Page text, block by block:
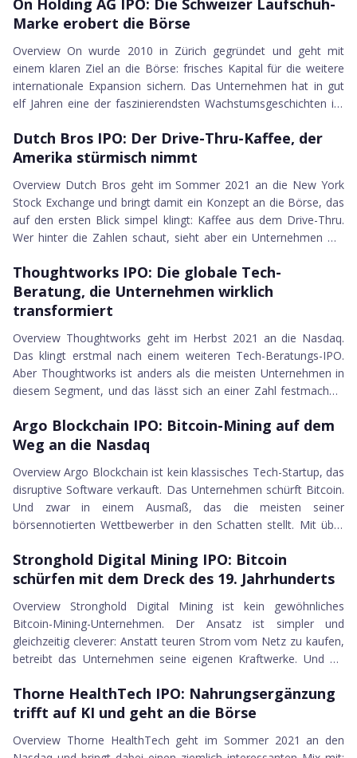
Das Unternehmen wurde 2010 von Neil Blumenthal und Dave
Gilboa in New York gegründet, und die Geschichte dahinter...
On Holding AG IPO: Die Schweizer Laufschuh-
Marke erobert die Börse
Overview On wurde 2010 in Zürich gegründet und geht mit
einem klaren Ziel an die Börse: frisches Kapital für die weitere
internationale Expansion sichern. Das Unternehmen hat in gut
elf Jahren eine der faszinierendsten Wachstumsgeschichten im
Laufschuhläden in der Schweiz zu einer Marke, die in über 60
Ländern verkauft wird. Der Antrieb dahinter ist das...
Dutch Bros IPO
Dutch Bros IPO: Der Drive-Thru-Kaffee, der
Amerika stürmisch nimmt
Overview Dutch Bros geht im Sommer 2021 an die New York
Stock Exchange und bringt damit ein Konzept an die Börse, das
auf den ersten Blick simpel klingt: Kaffee aus dem Drive-Thru.
Wer hinter die Zahlen schaut, sieht aber ein Unternehmen mit
einem Playbook, das sich klar von Starbucks und McDonald's
unterscheidet. Die Geschichte beginnt 1992, als die Brüder...
Thoughtworks IPO
Thoughtworks IPO: Die globale Tech-
Beratung, die Unternehmen wirklich
transformiert
Overview Thoughtworks geht im Herbst 2021 an die Nasdaq.
Das klingt erstmal nach einem weiteren Tech-Beratungs-IPO.
Aber Thoughtworks ist anders als die meisten Unternehmen in
diesem Segment, und das lässt sich an einer Zahl festmachen:
mehr als bei jedem direkten Wettbewerber und zeigt, dass hier
kein billiger Offshore-Anbieter an die Börse geht,...
Argo Blockchain IPO
Argo Blockchain IPO: Bitcoin-Mining auf dem
Weg an die Nasdaq
Overview Argo Blockchain ist kein klassisches Tech-Startup, das
disruptive Software verkauft. Das Unternehmen schürft Bitcoin.
Und zwar in einem Ausmaß, das die meisten seiner
börsennotierten Wettbewerber in den Schatten stellt. Mit über
1.075 Petahash pro Sekunde zählt Argo per Juni 2021 zu den
zehn größten selbst-betreibenden Bitcoin-Minern unter den...
Stronghold Digital Mining IPO
Stronghold Digital Mining IPO: Bitcoin
schürfen mit dem Dreck des 19. Jahrhunderts
Overview Stronghold Digital Mining ist kein gewöhnliches
Bitcoin-Mining-Unternehmen. Der Ansatz ist simpler und
gleichzeitig cleverer: Anstatt teuren Strom vom Netz zu kaufen,
betreibt das Unternehmen seine eigenen Kraftwerke. Und als
also der Abfall, den der Bergbauboom des 19. und 20.
Jahrhunderts in Pennsylvania hinterlassen hat. Das Ergebnis:...
Thorne HealthTech IPO
Thorne HealthTech IPO: Nahrungsergänzung
trifft auf KI und geht an die Börse
Overview Thorne HealthTech geht im Sommer 2021 an den